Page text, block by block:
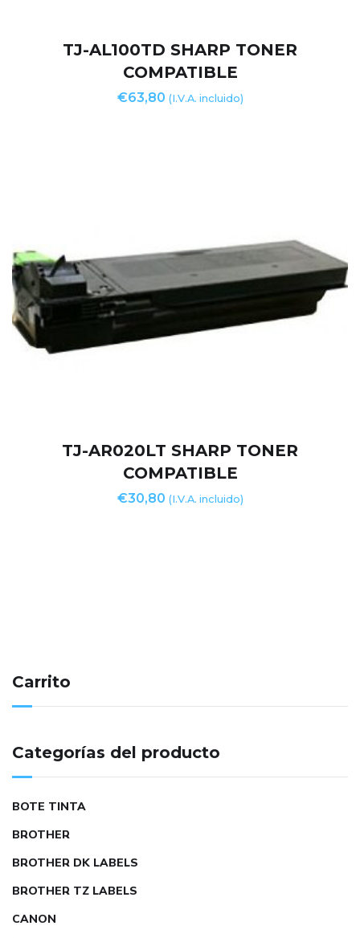
TJ-AL100TD SHARP TONER
COMPATIBLE
€63,80 (I.V.A. incluido)
TJ-AR020LT SHARP TONER
COMPATIBLE
€30,80 (I.V.A. incluido)
Carrito
Categorías del producto
BOTE TINTA
BROTHER
BROTHER DK LABELS
BROTHER TZ LABELS
CANON